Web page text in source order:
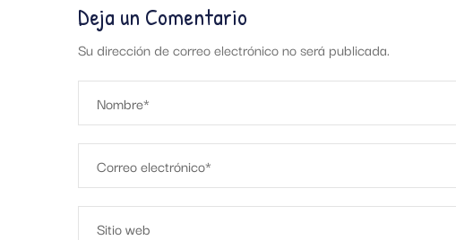
Deja un Comentario
Su dirección de correo electrónico no será publicada.